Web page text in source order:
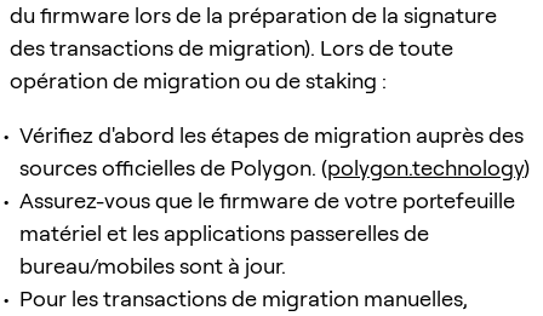
du firmware lors de la préparation de la signature
des transactions de migration). Lors de toute
opération de migration ou de staking :
Vérifiez d'abord les étapes de migration auprès des
sources officielles de Polygon. (polygon.technology)
Assurez-vous que le firmware de votre portefeuille
matériel et les applications passerelles de
bureau/mobiles sont à jour.
Pour les transactions de migration manuelles,